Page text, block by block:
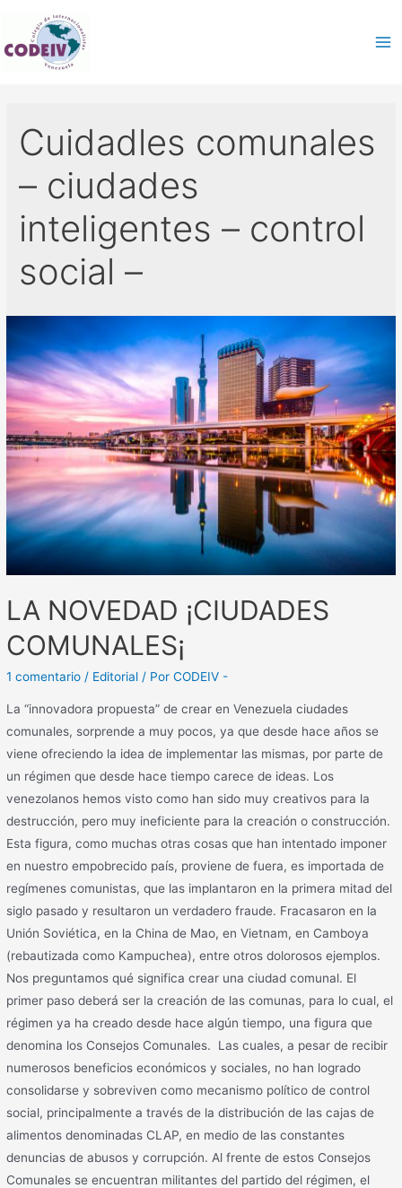
Cuidadles comunales
– ciudades
inteligentes – control
social –
LA NOVEDAD ¡CIUDADES
COMUNALES¡
1 comentario / Editorial / PorCODEIV -
La “innovadora propuesta” de crear en Venezuela ciudades
comunales, sorprende a muy pocos, ya que desde hace años se
viene ofreciendo la idea de implementar las mismas, por parte de
un régimen que desde hace tiempo carece de ideas. Los
venezolanos hemos visto como han sido muy creativos para la
destrucción, pero muy ineficiente para la creación o construcción.
Esta figura, como muchas otras cosas que han intentado imponer
en nuestro empobrecido país, proviene de fuera, es importada de
regímenes comunistas, que las implantaron en la primera mitad del
siglo pasado y resultaron un verdadero fraude. Fracasaron en la
Unión Soviética, en la China de Mao, en Vietnam, en Camboya
(rebautizada como Kampuchea), entre otros dolorosos ejemplos.
Nos preguntamos qué significa crear una ciudad comunal. El
primer paso deberá ser la creación de las comunas, para lo cual, el
régimen ya ha creado desde hace algún tiempo, una figura que
denomina los Consejos Comunales. Las cuales, a pesar de recibir
numerosos beneficios económicos y sociales, no han logrado
consolidarse y sobreviven como mecanismo político de control
social, principalmente a través de la distribución de las cajas de
alimentos denominadas CLAP, en medio de las constantes
denuncias de abusos y corrupción. Al frente de estos Consejos
Comunales se encuentran militantes del partido del régimen, el